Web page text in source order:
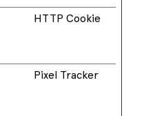
HTTP Cookie
Pixel Tracker